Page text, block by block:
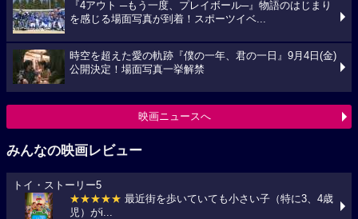
『4アウト ─もう一度、プレイボール─』物語のはじまり
を感じる場面写真が到着！スポーツイベ...
時空を超えた愛の軌跡『僕の一年、君の一日』9月4日(金)
公開決定！場面写真一挙解禁
映画ニュースへ
みんなの映画レビュー
トイ・ストーリー5
★★★★★ 最近街を歩いていても小さい子（特に3、4歳
児）がi...